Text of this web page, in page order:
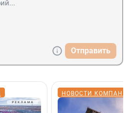
Отправить
НОВОСТИ